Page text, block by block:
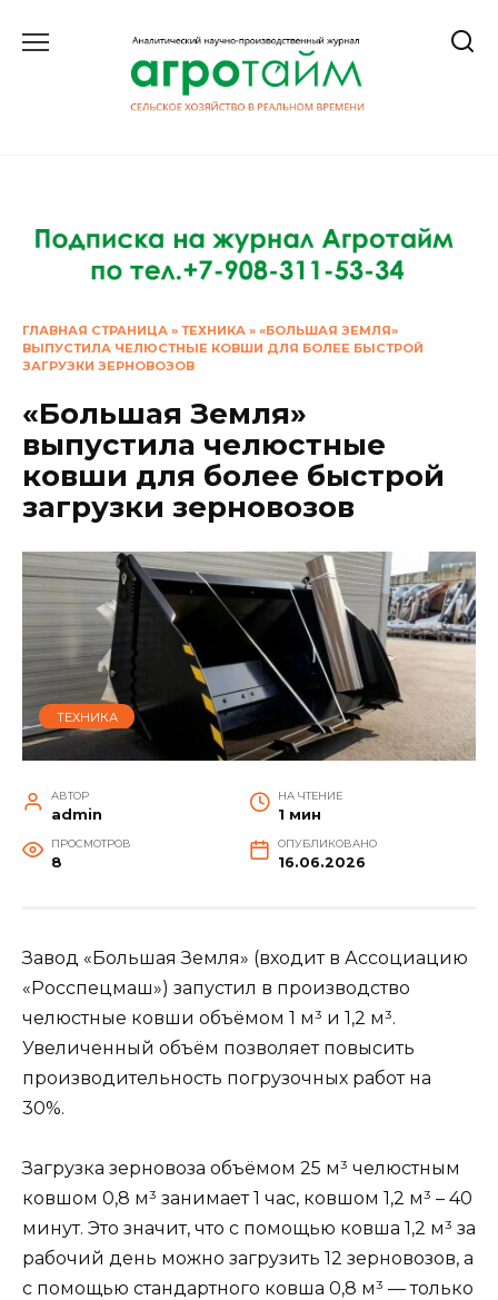
ГЛАВНАЯ СТРАНИЦА » ТЕХНИКА » «БОЛЬШАЯ ЗЕМЛЯ»
ВЫПУСТИЛА ЧЕЛЮСТНЫЕ КОВШИ ДЛЯ БОЛЕЕ БЫСТРОЙ
ЗАГРУЗКИ ЗЕРНОВОЗОВ
«Большая Земля»
выпустила челюстные
ковши для более быстрой
загрузки зерновозов
ТЕХНИКА
АВТОР
admin
НА ЧТЕНИЕ
1 мин
ПРОСМОТРОВ
8
ОПУБЛИКОВАНО
16.06.2026
Завод «Большая Земля» (входит в Ассоциацию
«Росспецмаш») запустил в производство
челюстные ковши объёмом 1 м³ и 1,2 м³.
Увеличенный объём позволяет повысить
производительность погрузочных работ на
30%.
Загрузка зерновоза объёмом 25 м³ челюстным
ковшом 0,8 м³ занимает 1 час, ковшом 1,2 м³ – 40
минут. Это значит, что с помощью ковша 1,2 м³ за
рабочий день можно загрузить 12 зерновозов, а
с помощью стандартного ковша 0,8 м³ — только